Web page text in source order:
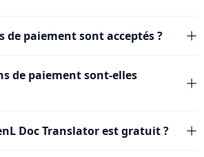
de paiement sont acceptés ?
de paiement sont-elles
Doc Translator est gratuit ?